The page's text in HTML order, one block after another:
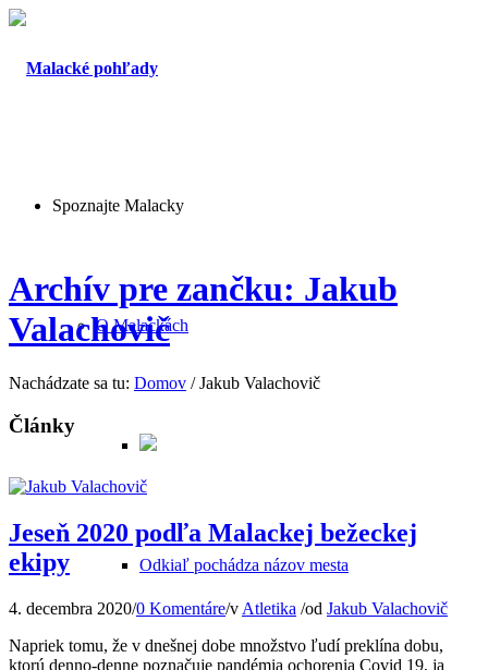
Spoznajte Malacky
O Malackách
Odkiaľ pochádza názov mesta
Archív pre zančku: Jakub
Valachovič
Nachádzate sa tu: Domov / Jakub Valachovič
Články
Jeseň 2020 podľa Malackej bežeckej
ekipy
4. decembra 2020/0 Komentáre/v Atletika /od Jakub Valachovič
Napriek tomu, že v dnešnej dobe množstvo ľudí preklína dobu,
ktorú denno-denne poznačuje pandémia ochorenia Covid 19, ja